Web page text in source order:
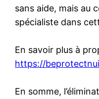
sans aide, mais au
spécialiste dans
En savoir plus à
https://
En somme,